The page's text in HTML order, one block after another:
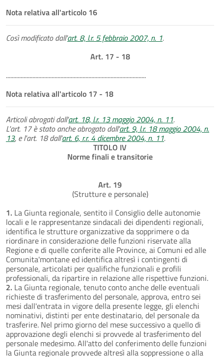
Nota relativa all'articolo 16
Così modificato dall'art. 8, l.r. 5 febbraio 2007, n. 1.
Art. 17 - 18
...............................................................................................
Nota relativa all'articolo 17 - 18
Articoli abrogati dall'art. 18, l.r. 13 maggio 2004, n. 11.
L'art. 17 è stato anche abrogato dall'art. 9, l.r. 18 maggio 2004, n.
13, e l'art. 18 dall'art. 6, r.r. 4 dicembre 2004, n. 11.
TITOLO IV
Norme finali e transitorie
Art. 19
(Strutture e personale)
1. La Giunta regionale, sentito il Consiglio delle autonomie
locali e le rappresentanze sindacali dei dipendenti regionali,
identifica le strutture organizzative da sopprimere o da
riordinare in considerazione delle funzioni riservate alla
Regione e di quelle conferite alle Province, ai Comuni ed alle
Comunita'montane ed identifica altresì i contingenti di
personale, articolati per qualifiche funzionali e profili
professionali, da ripartire in relazione alle rispettive funzioni.
2. La Giunta regionale, tenuto conto anche delle eventuali
richieste di trasferimento del personale, approva, entro sei
mesi dall'entrata in vigore della presente legge, gli elenchi
nominativi, distinti per ente destinatario, del personale da
trasferire. Nel primo giorno del mese successivo a quello di
approvazione degli elenchi si provvede al trasferimento del
personale medesimo. All'atto del conferimento delle funzioni
la Giunta regionale provvede altresì alla soppressione o alla